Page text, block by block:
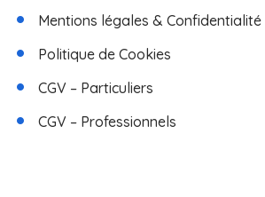
Mentions légales & Confidentialité
Politique de Cookies
CGV – Particuliers
CGV – Professionnels